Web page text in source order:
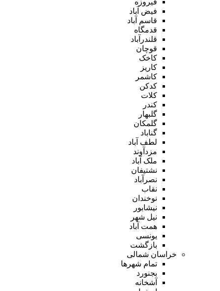
فیض آباد
قاسم آباد
قدمگاه
قلندرآباد
قوچان
کاخک
کاریز
کاشمر
کدکن
کلات
کندر
گلبهار
گلمکان
گناباد
لطف آباد
مزدآوند
ملک آباد
نشتیفان
نصرآباد
نقاب
نوخندان
نیشابور
نیل شهر
همت آباد
یونسی
بازگشت
خراسان شمالی
تمام شهر‌ها
بجنورد
آشخانه